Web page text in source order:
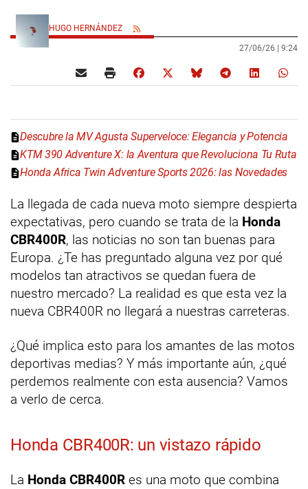
HUGO HERNÁNDEZ
27/06/26 | 9:24
Descubre la MV Agusta Superveloce: Elegancia y Potencia
KTM 390 Adventure X: la Aventura que Revoluciona Tu Ruta
Honda Africa Twin Adventure Sports 2026: las Novedades
La llegada de cada nueva moto siempre despierta
expectativas, pero cuando se trata de la Honda
CBR400R, las noticias no son tan buenas para
Europa. ¿Te has preguntado alguna vez por qué
modelos tan atractivos se quedan fuera de
nuestro mercado? La realidad es que esta vez la
nueva CBR400R no llegará a nuestras carreteras.
¿Qué implica esto para los amantes de las motos
deportivas medias? Y más importante aún, ¿qué
perdemos realmente con esta ausencia? Vamos
a verlo de cerca.
Honda CBR400R: un vistazo rápido
La Honda CBR400R es una moto que combina